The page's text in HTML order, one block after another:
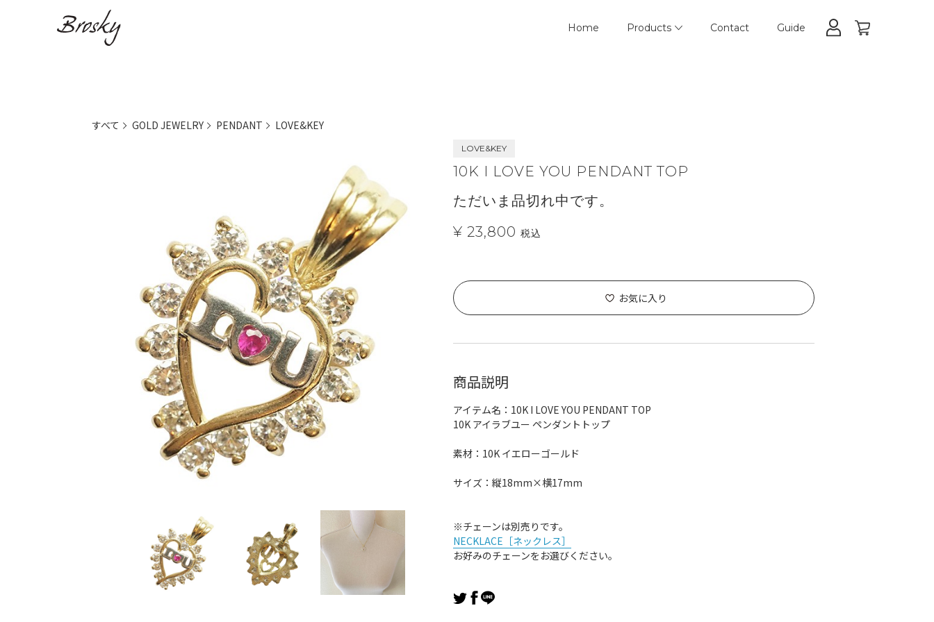
Home Products Contact Guide
すべて GOLD JEWELRY PENDANT LOVE&KEY
LOVE&KEY
10K I LOVE YOU PENDANT TOP
ただいま品切れ中です。
¥ 23,800 税込
お気に入り
商品説明
アイテム名：10K I LOVE YOU PENDANT TOP
10K アイラブユー ペンダントトップ
素材：10K イエローゴールド
サイズ：縦18mm×横17mm
※チェーンは別売りです。
NECKLACE［ネックレス］
お好みのチェーンをお選びください。